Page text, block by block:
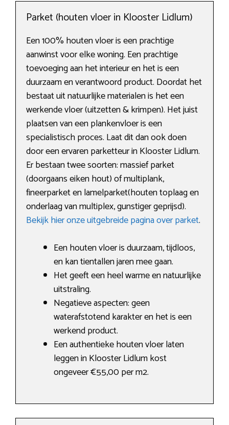
Parket (houten vloer in Klooster Lidlum)
Een 100% houten vloer is een prachtige
aanwinst voor elke woning. Een prachtige
toevoeging aan het interieur en het is een
duurzaam en verantwoord product. Doordat het
bestaat uit natuurlijke materialen is het een
werkende vloer (uitzetten & krimpen). Het juist
plaatsen van een plankenvloer is een
specialistisch proces. Laat dit dan ook doen
door een ervaren parketteur in Klooster Lidlum.
Er bestaan twee soorten: massief parket
(doorgaans eiken hout) of multiplank,
fineerparket en lamelparket(houten toplaag en
onderlaag van multiplex, gunstiger geprijsd).
Bekijk hier onze uitgebreide pagina over parket.
Een houten vloer is duurzaam, tijdloos,
en kan tientallen jaren mee gaan.
Het geeft een heel warme en natuurlijke
uitstraling.
Negatieve aspecten: geen
waterafstotend karakter en het is een
werkend product.
Een authentieke houten vloer laten
leggen in Klooster Lidlum kost
ongeveer €55,00 per m2.